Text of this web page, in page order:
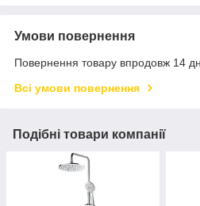
Умови повернення
Повернення товару впродовж 14
Всі умови повернення
Подібні товари компанії